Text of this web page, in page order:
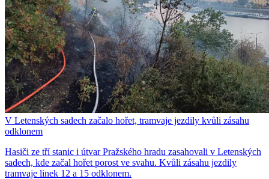
V Letenských sadech začalo hořet, tramvaje jezdily kvůli zásahu
odklonem
Hasiči ze tří stanic i útvar Pražského hradu zasahovali v Letenských
sadech, kde začal hořet porost ve svahu. Kvůli zásahu jezdily
tramvaje linek 12 a 15 odklonem.